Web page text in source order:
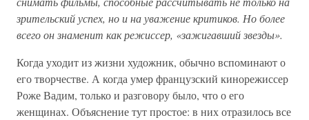
зрительский успех, но и на уважение критиков. Но более
всего он знаменит как режиссер, «зажигавший звезды».
Когда уходит из жизни художник, обычно вспоминают о
его творчестве. А когда умер французский кинорежиссер
Роже Вадим, только и разговору было, что о его
женщинах. Объяснение тут простое: в них отразилось все